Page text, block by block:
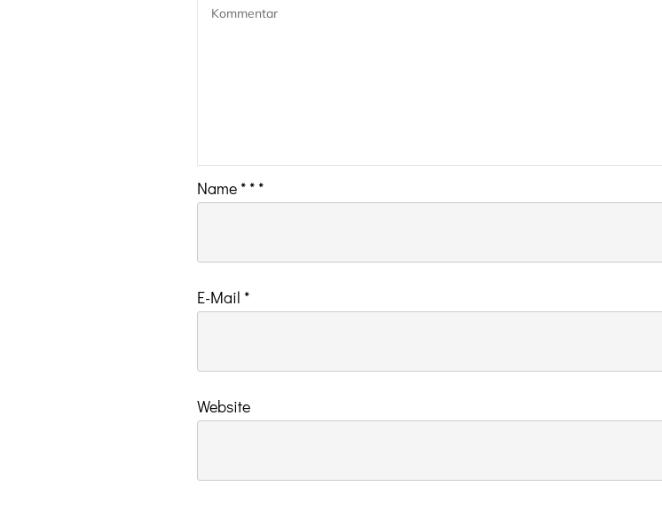
Name * * *
E-Mail *
Website